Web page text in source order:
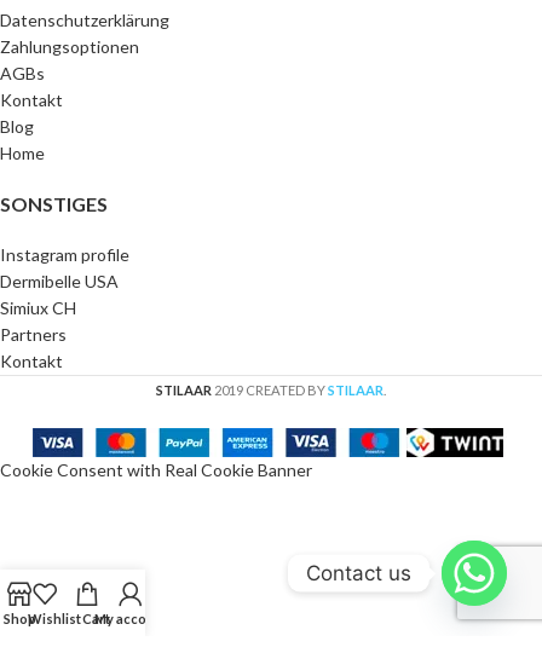
Datenschutzerklärung
Zahlungsoptionen
AGBs
Kontakt
Blog
Home
SONSTIGES
Instagram profile
Dermibelle USA
Simiux CH
Partners
Kontakt
STILAAR 2019 CREATED BYSTILAAR
ShopWishlistCartMy account
Cookie Consent with Real Cookie Banner
Contact us